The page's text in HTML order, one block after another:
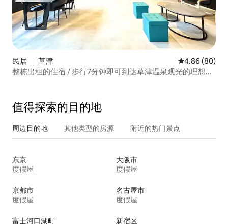
民居 ｜ 草津 平均评分 4.86
4.86 (80)
整栋出租的住宿 / 步行7分钟即可到达草津温泉观光的理想地
值得探索的目的地
周边目的地 其他类型的房源 附近的热门景点
东京
度假屋
大阪市
度假屋
京都市
度假屋
名古屋市
度假屋
富士河口湖町 新宿区